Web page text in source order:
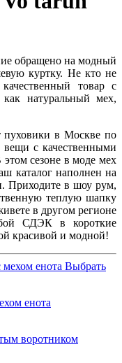
обращено на модный
куртку. Не кто не
товар с
натуральный мех,
пуховики в Москве по
с качественными
сезоне в моде мех
каталог наполнен на
Приходите в шоу рум,
теплую шапку
в другом регионе
СДЭК в короткие
красивой и модной!
Выбрать
енота